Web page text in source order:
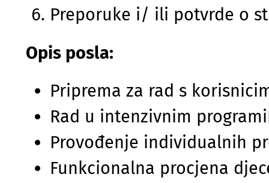
Preporuke i/ ili potvrde o
Opis posla:
Priprema za rad s
Rad u intenzivnim
Provođenje individualnih
Funkcionalna procjena